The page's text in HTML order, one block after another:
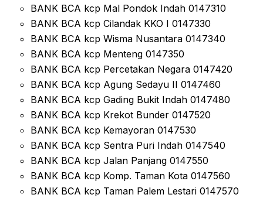
BANK BCA kcp Mal Pondok Indah 0147310
BANK BCA kcp Cilandak KKO I 0147330
BANK BCA kcp Wisma Nusantara 0147340
BANK BCA kcp Menteng 0147350
BANK BCA kcp Percetakan Negara 0147420
BANK BCA kcp Agung Sedayu II 0147460
BANK BCA kcp Gading Bukit Indah 0147480
BANK BCA kcp Krekot Bunder 0147520
BANK BCA kcp Kemayoran 0147530
BANK BCA kcp Sentra Puri Indah 0147540
BANK BCA kcp Jalan Panjang 0147550
BANK BCA kcp Komp. Taman Kota 0147560
BANK BCA kcp Taman Palem Lestari 0147570